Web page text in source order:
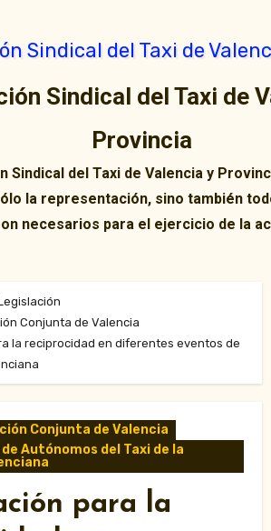
Sindical del Taxi de
Provincia
Sindical del Taxi de Valencia y
la representación, sino también
necesarios para el ejercicio de la
Conjunta de Valencia
la reciprocidad en diferentes eventos de
Conjunta de Valencia
Autónomos del Taxi de la
para la